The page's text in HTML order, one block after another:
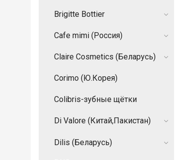
Brigitte Bottier
Cafe mimi (Россия)
Claire Cosmetics (Беларусь)
Corimo (Ю.Корея)
Colibris-зубные щётки
Di Valore (Китай,Пакистан)
Dilis (Беларусь)